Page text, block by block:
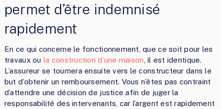
permet d’être indemnisé
rapidement
En ce qui concerne le fonctionnement, que ce soit pour les
travaux ou la construction d’une maison , il est identique.
L’assureur se tournera ensuite vers le constructeur dans le
but d’obtenir un remboursement. Vous n’êtes pas contraint
d’attendre une décision de justice afin de juger la
responsabilité des intervenants, car l’argent est rapidement